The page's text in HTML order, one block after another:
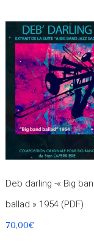
Deb darling -« Big
ballad » 1954 (PDF)
70,00€